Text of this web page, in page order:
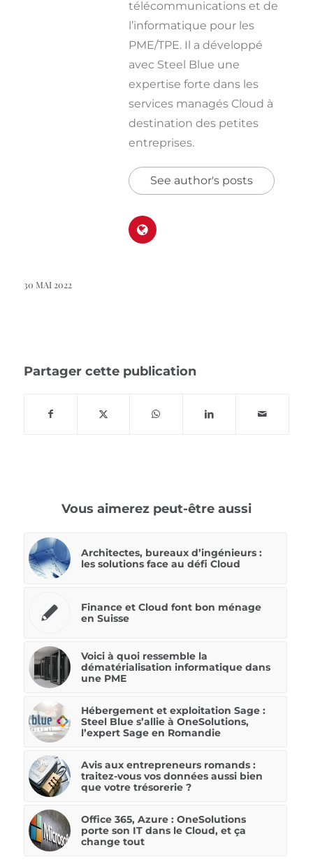
télécommunications et de
l’informatique pour les
PME/TPE. Il a développé
avec Steel Blue une
expertise forte dans les
services managés Cloud à
destination des petites
entreprises.
See author's posts
30 MAI 2022
Partager cette publication
Vous aimerez peut-être aussi
Architectes, bureaux d’ingénieurs :
les solutions face au défi Cloud
Finance et Cloud font bon ménage
en Suisse
Voici à quoi ressemble la
dématérialisation informatique dans
une PME
Hébergement et exploitation Sage :
Steel Blue s’allie à OneSolutions,
l’expert Sage en Romandie
Avis aux entrepreneurs romands :
traitez-vous vos données aussi bien
que votre trésorerie ?
Office 365, Azure : OneSolutions
porte son IT dans le Cloud, et ça
change tout